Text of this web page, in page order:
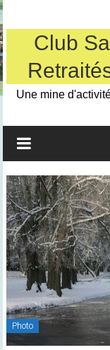
Skip
to
contentClub
Une mine
Photo